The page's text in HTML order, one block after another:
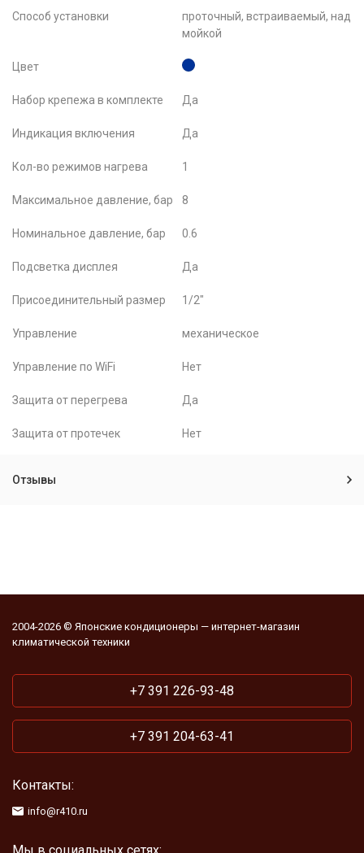
Способ установки
проточный, встраиваемый, над
мойкой
Цвет
Набор крепежа в комплекте Да
Индикация включения Да
Кол-во режимов нагрева 1
Максимальное давление, бар 8
Номинальное давление, бар 0.6
Подсветка дисплея Да
Присоединительный размер 1/2"
Управление механическое
Управление по WiFi Нет
Защита от перегрева Да
Защита от протечек Нет
Отзывы
2004-2026 © Японские кондиционеры — интернет-магазин
климатической техники
+7 391 226-93-48
+7 391 204-63-41
Контакты:
info@r410.ru